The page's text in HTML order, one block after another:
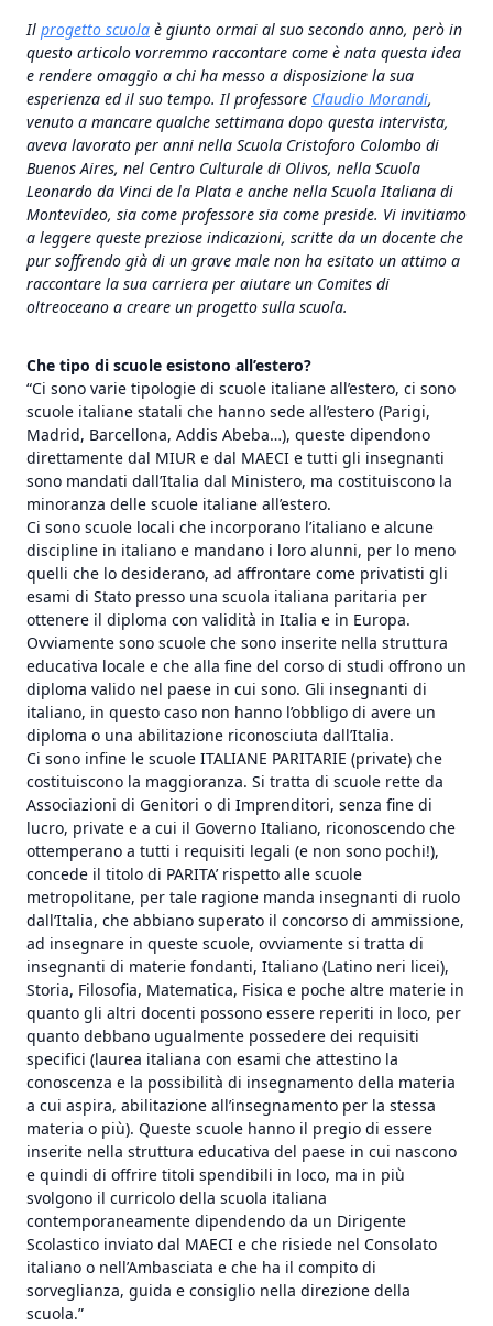
Il progetto scuola è giunto ormai al suo secondo anno, però in
questo articolo vorremmo raccontare come è nata questa idea
e rendere omaggio a chi ha messo a disposizione la sua
esperienza ed il suo tempo. Il professore Claudio Morandi,
venuto a mancare qualche settimana dopo questa intervista,
aveva lavorato per anni nella Scuola Cristoforo Colombo di
Buenos Aires, nel Centro Culturale di Olivos, nella Scuola
Leonardo da Vinci de la Plata e anche nella Scuola Italiana di
Montevideo, sia come professore sia come preside. Vi invitiamo
a leggere queste preziose indicazioni, scritte da un docente che
pur soffrendo già di un grave male non ha esitato un attimo a
raccontare la sua carriera per aiutare un Comites di
oltreoceano a creare un progetto sulla scuola.
Che tipo di scuole esistono all’estero?
“Ci sono varie tipologie di scuole italiane all’estero, ci sono
scuole italiane statali che hanno sede all’estero (Parigi,
Madrid, Barcellona, Addis Abeba…), queste dipendono
direttamente dal MIUR e dal MAECI e tutti gli insegnanti
sono mandati dall’Italia dal Ministero, ma costituiscono la
minoranza delle scuole italiane all’estero.
Ci sono scuole locali che incorporano l’italiano e alcune
discipline in italiano e mandano i loro alunni, per lo meno
quelli che lo desiderano, ad affrontare come privatisti gli
esami di Stato presso una scuola italiana paritaria per
ottenere il diploma con validità in Italia e in Europa.
Ovviamente sono scuole che sono inserite nella struttura
educativa locale e che alla fine del corso di studi offrono un
diploma valido nel paese in cui sono. Gli insegnanti di
italiano, in questo caso non hanno l’obbligo di avere un
diploma o una abilitazione riconosciuta dall’Italia.
Ci sono infine le scuole ITALIANE PARITARIE (private) che
costituiscono la maggioranza. Si tratta di scuole rette da
Associazioni di Genitori o di Imprenditori, senza fine di
lucro, private e a cui il Governo Italiano, riconoscendo che
ottemperano a tutti i requisiti legali (e non sono pochi!),
concede il titolo di PARITA’ rispetto alle scuole
metropolitane, per tale ragione manda insegnanti di ruolo
dall’Italia, che abbiano superato il concorso di ammissione,
ad insegnare in queste scuole, ovviamente si tratta di
insegnanti di materie fondanti, Italiano (Latino neri licei),
Storia, Filosofia, Matematica, Fisica e poche altre materie in
quanto gli altri docenti possono essere reperiti in loco, per
quanto debbano ugualmente possedere dei requisiti
specifici (laurea italiana con esami che attestino la
conoscenza e la possibilità di insegnamento della materia
a cui aspira, abilitazione all’insegnamento per la stessa
materia o più). Queste scuole hanno il pregio di essere
inserite nella struttura educativa del paese in cui nascono
e quindi di offrire titoli spendibili in loco, ma in più
svolgono il curricolo della scuola italiana
contemporaneamente dipendendo da un Dirigente
Scolastico inviato dal MAECI e che risiede nel Consolato
italiano o nell’Ambasciata e che ha il compito di
sorveglianza, guida e consiglio nella direzione della
scuola.”